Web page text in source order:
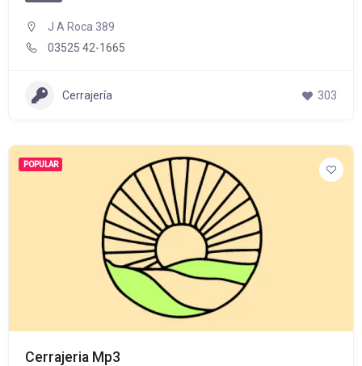
J A Roca 389
03525 42-1665
Cerrajería 303
POPULAR
Cerrajeria Mp3